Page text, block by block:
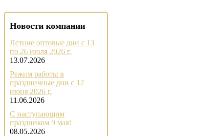
Новости компании
Летние оптовые дни с 13
по 26 июля 2026 г.
13.07.2026
Режим работы в
праздничные дни с 12
июня 2026 г.
11.06.2026
С наступающим
праздником 9 мая!
08.05.2026